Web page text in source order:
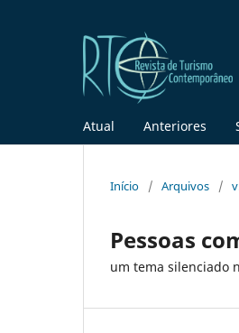
Atual Anteriores
Início / Arquivos /
Pessoas
um tema silenciado